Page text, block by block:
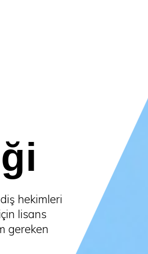
hekimleri
lisans
gereken